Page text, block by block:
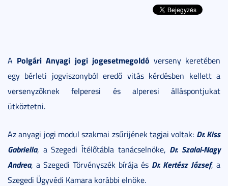
A Polgári Anyagi jogi jogesetmegoldó verseny keretében
egy bérleti jogviszonyból eredő vitás kérdésben kellett a
versenyzőknek felperesi és alperesi álláspontjukat
ütköztetni.
Az anyagi jogi modul szakmai zsűrijének tagjai voltak: Dr. Kiss
Gabriella, a Szegedi Ítélőtábla tanácselnöke, Dr. Szalai-Nagy
Andrea, a Szegedi Törvényszék bírája és Dr. Kertész József, a
Szegedi Ügyvédi Kamara korábbi elnöke.